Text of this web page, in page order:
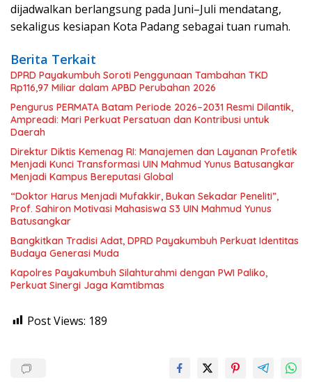
dijadwalkan berlangsung pada Juni–Juli mendatang,
sekaligus kesiapan Kota Padang sebagai tuan rumah.
Berita Terkait
DPRD Payakumbuh Soroti Penggunaan Tambahan TKD
Rp116,97 Miliar dalam APBD Perubahan 2026
Pengurus PERMATA Batam Periode 2026–2031 Resmi Dilantik,
Ampreadi: Mari Perkuat Persatuan dan Kontribusi untuk
Daerah
Direktur Diktis Kemenag RI: Manajemen dan Layanan Profetik
Menjadi Kunci Transformasi UIN Mahmud Yunus Batusangkar
Menjadi Kampus Bereputasi Global
“Doktor Harus Menjadi Mufakkir, Bukan Sekadar Peneliti”,
Prof. Sahiron Motivasi Mahasiswa S3 UIN Mahmud Yunus
Batusangkar
Bangkitkan Tradisi Adat, DPRD Payakumbuh Perkuat Identitas
Budaya Generasi Muda
Kapolres Payakumbuh Silahturahmi dengan PWI Paliko,
Perkuat Sinergi Jaga Kamtibmas
Post Views: 189